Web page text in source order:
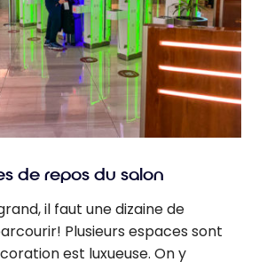
de repos du salon
il faut une dizaine de
Plusieurs espaces sont
est luxueuse. On y